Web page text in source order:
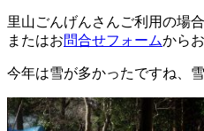
里山ごんげんさんご利用の場
またはお問合せフォームから
今年は雪が多かったですね、